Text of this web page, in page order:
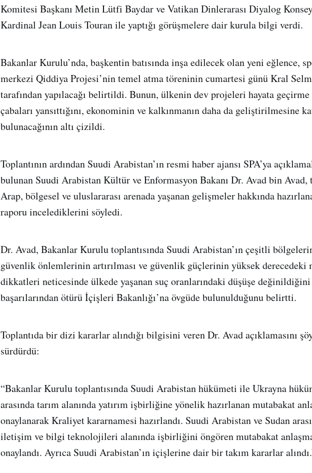
Komitesi Başkanı Metin Lütfi Baydar ve Vatikan Dinlerarası Diyalog
Kardinal Jean Louis Touran ile yaptığı görüşmelere dair kurula bilgi verdi.
Bakanlar Kurulu’nda, başkentin batısında inşa edilecek olan yeni eğlence,
merkezi Qiddiya Projesi’nin temel atma töreninin cumartesi günü Kral
tarafından yapılacağı belirtildi. Bunun, ülkenin dev projeleri hayata
çabaları yansıttığını, ekonominin ve kalkınmanın daha da geliştirilmesine
bulunacağının altı çizildi.
Toplantının ardından Suudi Arabistan’ın resmi haber ajansı SPA’ya
bulunan Suudi Arabistan Kültür ve Enformasyon Bakanı Dr. Avad bin Avad,
Arap, bölgesel ve uluslararası arenada yaşanan gelişmeler hakkında
raporu incelediklerini söyledi.
Dr. Avad, Bakanlar Kurulu toplantısında Suudi Arabistan’ın çeşitli
güvenlik önlemlerinin artırılması ve güvenlik güçlerinin yüksek derecedeki
dikkatleri neticesinde ülkede yaşanan suç oranlarındaki düşüşe
başarılarından ötürü İçişleri Bakanlığı’na övgüde bulunulduğunu belirtti.
Toplantıda bir dizi kararlar alındığı bilgisini veren Dr. Avad açıklamasını
sürdürdü:
“Bakanlar Kurulu toplantısında Suudi Arabistan hükümeti ile Ukrayna
arasında tarım alanında yatırım işbirliğine yönelik hazırlanan mutabakat
onaylanarak Kraliyet kararnamesi hazırlandı. Suudi Arabistan ve Sudan
iletişim ve bilgi teknolojileri alanında işbirliğini öngören mutabakat
onaylandı. Ayrıca Suudi Arabistan’ın içişlerine dair bir takım kararlar